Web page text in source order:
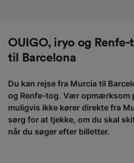
OUIGO, iryo og
til Barcelona
Du kan rejse fra Murcia til
og Renfe-tog. Vær opmærksom
muligvis ikke kører direkte fra
sørg for at tjekke, om du skal
når du søger efter billetter.